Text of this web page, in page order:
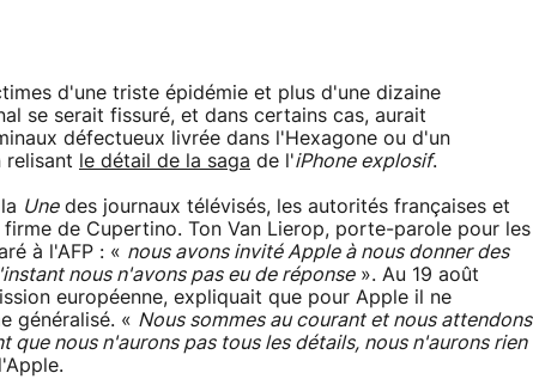
d'une triste épidémie et plus d'une dizaine
se serait fissuré, et dans certains cas, aurait
défectueux livrée dans l'Hexagone ou d'un
relisant
le détail de la saga de l'iPhone explosif.
Unedes journaux télévisés, les autorités françaises et
de Cupertino. Ton Van Lierop, porte-parole pour les
à l'AFP : « nous avons invité Apple à nous donner des
nous n'avons pas eu de réponse». Au 19 août
européenne, expliquait que pour Apple il ne
généralisé. « Nous sommes au courant et nous attendons
que nous n'aurons pas tous les détails, nous n'aurons rien